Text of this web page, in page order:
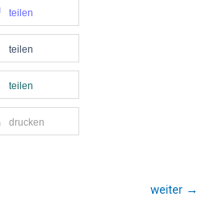
teilen
teilen
teilen
drucken
weiter →